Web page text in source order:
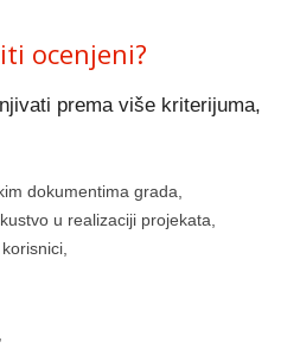
ocenjeni?
prema više kriterijuma,
dokumentima grada,
u realizaciji projekata,